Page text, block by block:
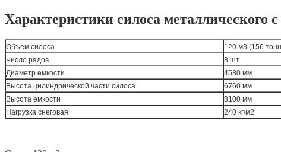
Характеристики силоса металлического
Объем силоса
120 м3 (156
Число рядов
8 шт
Диаметр емкости
4580 мм
Высота цилиндрической части силоса
6760 мм
Высота емкости
8100 мм
Нагрузка снеговая
240 кг/м2